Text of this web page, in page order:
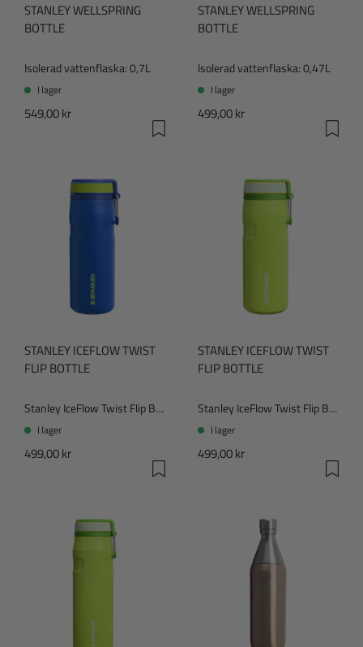
STANLEY WELLSPRING
BOTTLE
Isolerad vattenflaska: 0,7L
I lager
549,00 kr
STANLEY WELLSPRING
BOTTLE
Isolerad vattenflaska: 0,47L
I lager
499,00 kr
STANLEY ICEFLOW TWIST
FLIP BOTTLE
Stanley IceFlow Twist Flip Bottle
I lager
499,00 kr
STANLEY ICEFLOW TWIST
FLIP BOTTLE
Stanley IceFlow Twist Flip Bottle
I lager
499,00 kr